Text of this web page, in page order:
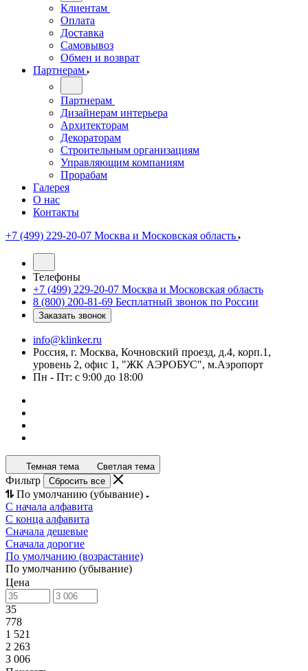
Клиентам
Оплата
Доставка
Самовывоз
Обмен и возврат
Партнерам
Партнерам
Дизайнерам интерьера
Архитекторам
Декораторам
Строительным организациям
Управляющим компаниям
Прорабам
Галерея
О нас
Контакты
+7 (499) 229-20-07 Москва и Московская область
Телефоны
+7 (499) 229-20-07 Москва и Московская область
8 (800) 200-81-69 Бесплатный звонок по России
Заказать звонок
info@klinker.ru
Россия, г. Москва, Кочновский проезд, д.4, корп.1,
уровень 2, офис 1, "ЖК АЭРОБУС", м.Аэропорт
Пн - Пт: с 9:00 до 18:00
Темная тема Светлая тема
Фильтр Сбросить все
По умолчанию (убывание)
С начала алфавита
С конца алфавита
Сначала дешевые
Сначала дорогие
По умолчанию (возрастание)
По умолчанию (убывание)
Цена
35
778
1 521
2 263
3 006